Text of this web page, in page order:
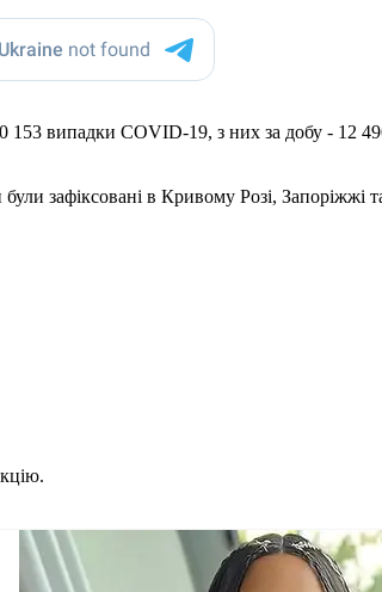
153 випадки COVID-19, з них за добу - 12
зафіксовані в Кривому Розі, Запоріжжі